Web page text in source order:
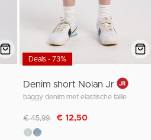
Deals - 73%
Denim short Nolan Jr
baggy denim met elastische taille
Afgeprijsd van
€ 45,99 naar
€ 12,50